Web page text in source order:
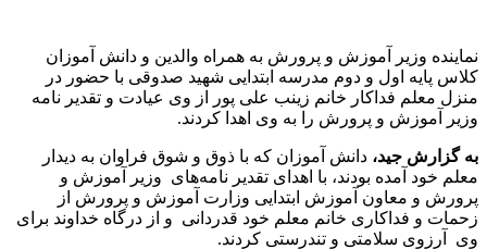
نماینده وزیر آموزش و پرورش به همراه والدین و دانش آموزان
کلاس پایه اول و دوم مدرسه ابتدایی شهید صدوقی با حضور در
منزل معلم فداکار خانم زینب علی پور از وی عیادت و تقدیر نامه
وزیر آموزش و پرورش را به وی اهدا کردند.
به گزارش جید، دانش آموزان که با ذوق و شوق فراوان به دیدار
معلم خود آمده بودند، با اهدای تقدیر نامه‌های وزیر آموزش و
پرورش و معاون آموزش ابتدایی وزارت آموزش و پرورش از
زحمات و فداکاری خانم معلم خود قدردانی و از درگاه خداوند برای
وی آرزوی سلامتی و تندرستی کردند.